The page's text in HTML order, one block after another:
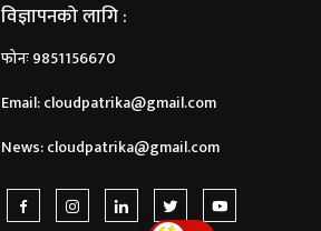
विज्ञापनको लागि :
फोनः 9851156670
Email:cloudpatrika@gmail.com
News:cloudpatrika@gmail.com